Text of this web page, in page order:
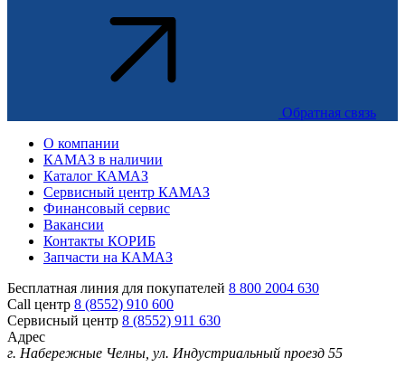
Обратная связь
О компании
КАМАЗ в наличии
Каталог КАМАЗ
Сервисный центр КАМАЗ
Финансовый сервис
Вакансии
Контакты КОРИБ
Запчасти на КАМАЗ
Бесплатная линия для покупателей 8 800 2004 630
Call центр 8 (8552) 910 600
Сервисный центр 8 (8552) 911 630
Адрес
г. Набережные Челны, ул. Индустриальный проезд 55